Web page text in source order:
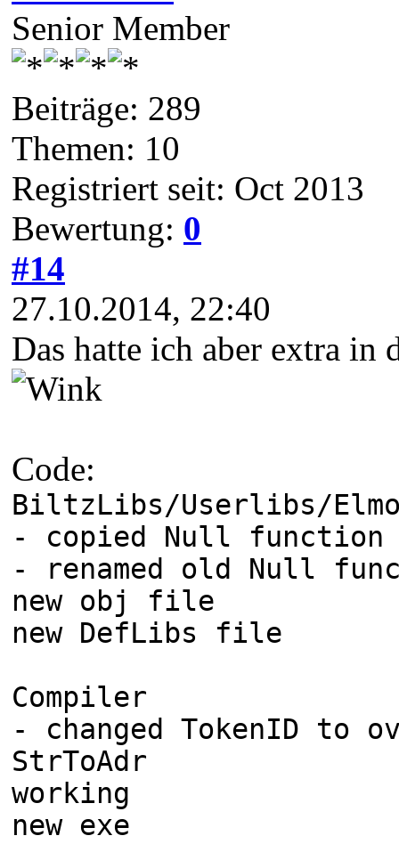
Senior Member
Beiträge: 289
Themen: 10
Registriert seit: Oct 2013
Bewertung: 0
#14
27.10.2014, 22:40
Das hatte ich aber extra
Code:
BiltzLibs/Userlibs/
- copied Null
- renamed old Null
new obj file
new DefLibs file
Compiler
- changed TokenID to
StrToAdr
working
new exe